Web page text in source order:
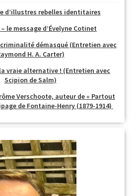
d’illustres rebelles identitaires
le message d’Évelyne Cotinet
démasqué (Entretien avec
H. A. Carter)
vraie alternative ! (Entretien avec
Scipion de Salm)
Verschoote, auteur de « Partout
de Fontaine-Henry (1879-1914)